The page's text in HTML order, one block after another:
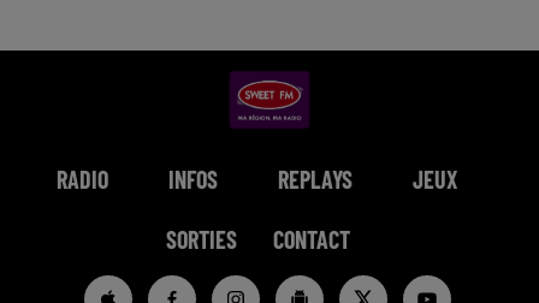
RADIO INFOS REPLAYS JEUX
SORTIES CONTACT